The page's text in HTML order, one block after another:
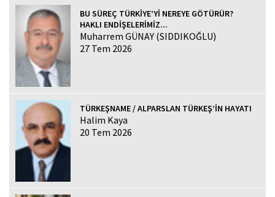
BU SÜREÇ TÜRKİYE’Yİ NEREYE GÖTÜRÜR?
HAKLI ENDİŞELERİMİZ...
Muharrem GÜNAY (SIDDIKOĞLU)
27 Tem 2026
TÜRKEŞNAME / ALPARSLAN TÜRKEŞ’İN HAYATI
Halim Kaya
20 Tem 2026